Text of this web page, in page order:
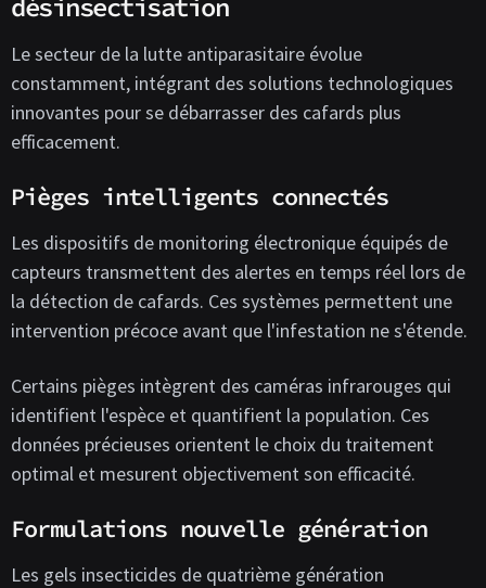
Le secteur de la lutte antiparasitaire évolue
constamment, intégrant des solutions technologiques
innovantes pour se débarrasser des cafards plus
efficacement.
Pièges intelligents connectés
Les dispositifs de monitoring électronique équipés de
capteurs transmettent des alertes en temps réel lors de
la détection de cafards. Ces systèmes permettent une
intervention précoce avant que l'infestation ne s'étende.
Certains pièges intègrent des caméras infrarouges qui
identifient l'espèce et quantifient la population. Ces
données précieuses orientent le choix du traitement
optimal et mesurent objectivement son efficacité.
Formulations nouvelle génération
Les gels insecticides de quatrième génération